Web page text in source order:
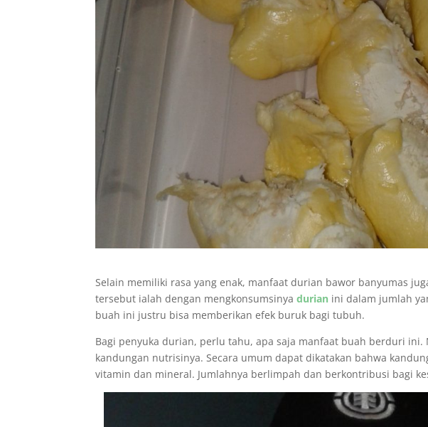
Selain memiliki rasa yang enak, manfaat durian bawor banyumas
tersebut ialah dengan mengkonsumsinyadurian ini dalam jumlah
buah ini justru bisa memberikan efek buruk bagi tubuh.
Bagi penyuka durian, perlu tahu, apa saja manfaat buah berduri
kandungan nutrisinya. Secara umum dapat dikatakan bahwa
vitamin dan mineral. Jumlahnya berlimpah dan berkontribusi bagi